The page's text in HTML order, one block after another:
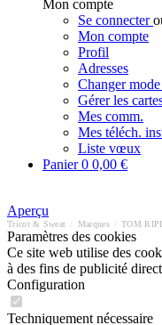
Mon compte
Se connecter
Mon compte
Profil
Adresses
Changer
Gérer les
Mes comm.
Mes téléch.
Liste vœux
Panier0 0,00 €
Aperçu
Tricot & Sweat Marques TOM
Paramètres des cookies
Ce site web utilise des
à des fins de publicité
Configuration
Techniquement nécessaire